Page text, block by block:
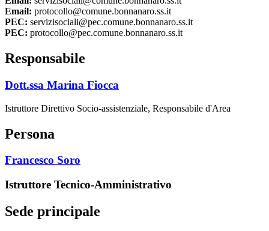
Email: protocollo@comune.bonnanaro.ss.it
PEC: servizisociali@pec.comune.bonnanaro.ss.it
PEC: protocollo@pec.comune.bonnanaro.ss.it
Responsabile
Dott.ssa Marina Fiocca
Istruttore Direttivo Socio-assistenziale, Responsabile d'Area
Persona
Francesco Soro
Istruttore Tecnico-Amministrativo
Sede principale